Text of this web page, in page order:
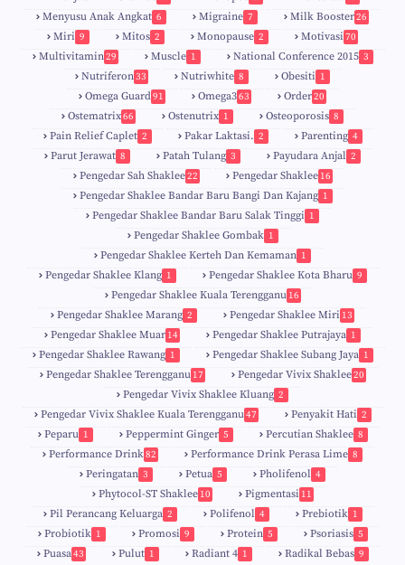
Menyusu Anak Angkat 6 Migraine 7 Milk Booster26
Miri 9 Mitos 2 Monopause 2 Motivasi 70
Multivitamin29 Muscle 1 National Conference 2015 3
Nutriferon33 Nutriwhite 8 Obesiti 1
Omega Guard91 Omega363 Order20
Ostematrix66 Ostenutrix 1 Osteoporosis 8
Pain Relief Caplet 2 Pakar Laktasi. 2 Parenting 4
Parut Jerawat 8 Patah Tulang 3 Payudara Anjal 2
Pengedar Sah Shaklee22
9
Pengedar Shaklee 16
5
Pengedar Shaklee Bandar Baru Bangi Dan Kajang 1
Pengedar Shaklee Bandar Baru Salak Tinggi 1
Pengedar Shaklee Gombak 1
Pengedar Shaklee Kerteh Dan Kemaman 1
Pengedar Shaklee Klang 1 Pengedar Shaklee Kota Bharu 9
Pengedar Shaklee Kuala Terengganu 16
4
Pengedar Shaklee Marang 2 Pengedar Shaklee Miri 13
1
Pengedar Shaklee Muar 14
0
Pengedar Shaklee Putrajaya 1
Pengedar Shaklee Rawang 1 Pengedar Shaklee Subang Jaya 1
Pengedar Shaklee Terengganu 17 Pengedar Vivix Shaklee20
Pengedar Vivix Shaklee Kluang 2
Pengedar Vivix Shaklee Kuala Terengganu47 Penyakit Hati 2
Peparu 1 Peppermint Ginger 5 Percutian Shaklee 8
Performance Drink82 Performance Drink Perasa Lime 8
Peringatan 3 Petua 5 Pholifenol 4
Phytocol-ST Shaklee 10 Pigmentasi 11
Pil Perancang Keluarga 2 Polifenol 4 Prebiotik 1
Probiotik 1 Promosi 9 Protein 5 Psoriasis 5
Puasa43 Pulut 1 Radiant 4 1 Radikal Bebas 9